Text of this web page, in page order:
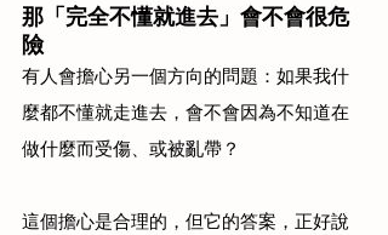
那「完全不懂就進去」會不會很危
險
有人會擔心另一個方向的問題：如果我什
麼都不懂就走進去，會不會因為不知道在
做什麼而受傷、或被亂帶？
這個擔心是合理的，但它的答案，正好說